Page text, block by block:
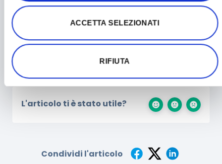
ACCETTA SELEZIONATI
RIFIUTA
è correttaprova a controllare nella
cartella SPAM
della tua mail, altrimenti nessun
problema
password dal link qui sotto
Resetta la password
L'articolo ti è stato utile?
Condividi l'articolo